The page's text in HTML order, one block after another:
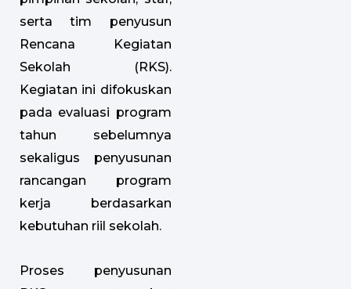
serta tim penyusun
Rencana Kegiatan
Sekolah (RKS).
Kegiatan ini difokuskan
pada evaluasi program
tahun sebelumnya
sekaligus penyusunan
rancangan program
kerja berdasarkan
kebutuhan riil sekolah.
Proses penyusunan